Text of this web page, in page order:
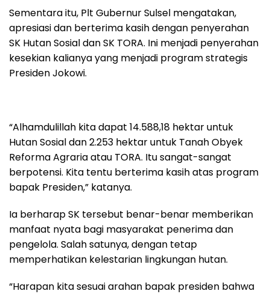
Sementara itu, Plt Gubernur Sulsel mengatakan,
apresiasi dan berterima kasih dengan penyerahan
SK Hutan Sosial dan SK TORA. Ini menjadi penyerahan
kesekian kalianya yang menjadi program strategis
Presiden Jokowi.
“Alhamdulillah kita dapat 14.588,18 hektar untuk
Hutan Sosial dan 2.253 hektar untuk Tanah Obyek
Reforma Agraria atau TORA. Itu sangat-sangat
berpotensi. Kita tentu berterima kasih atas program
bapak Presiden,” katanya.
Ia berharap SK tersebut benar-benar memberikan
manfaat nyata bagi masyarakat penerima dan
pengelola. Salah satunya, dengan tetap
memperhatikan kelestarian lingkungan hutan.
“Harapan kita sesuai arahan bapak presiden bahwa